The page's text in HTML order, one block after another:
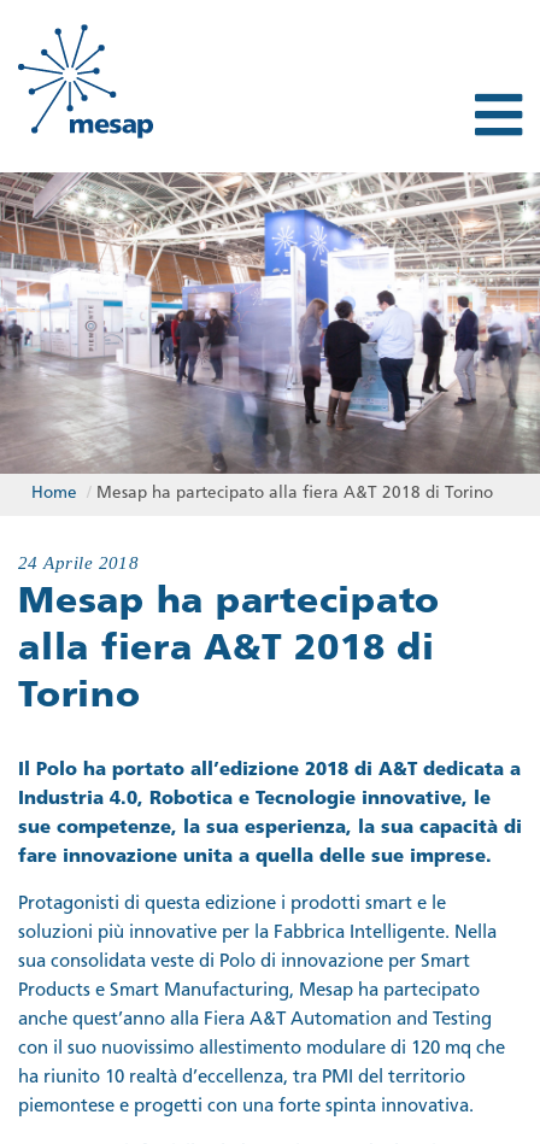
Home / Mesap ha partecipato alla fiera A&T 2018 di Torino
24 Aprile 2018
Mesap ha partecipato
alla fiera A&T 2018 di
Torino
Il Polo ha portato all’edizione 2018 di A&T dedicata a
Industria 4.0, Robotica e Tecnologie innovative, le
sue competenze, la sua esperienza, la sua capacità di
fare innovazione unita a quella delle sue imprese.
Protagonisti di questa edizione i prodotti smart e le
soluzioni più innovative per la Fabbrica Intelligente. Nella
sua consolidata veste di Polo di innovazione per Smart
Products e Smart Manufacturing, Mesap ha partecipato
anche quest’anno alla Fiera A&T Automation and Testing
con il suo nuovissimo allestimento modulare di 120 mq che
ha riunito 10 realtà d’eccellenza, tra PMI del territorio
piemontese e progetti con una forte spinta innovativa.